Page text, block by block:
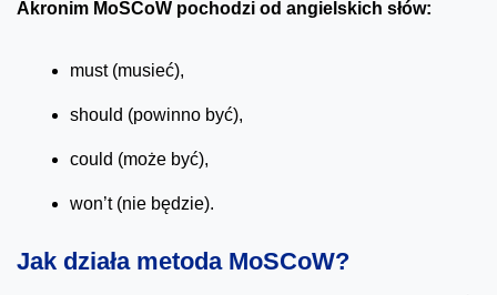
Akronim MoSCoW pochodzi od angielskich słów:
must (musieć),
should (powinno być),
could (może być),
won’t (nie będzie).
Jak działa metoda MoSCoW?